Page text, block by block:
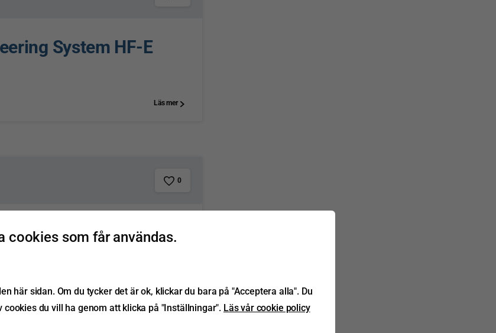
System HF-E
Läs mer
0
finder
cookies som får användas.
här sidan. Om du tycker det är ok, klickar du bara på "Acceptera alla". Du
cookies du vill ha genom att klicka på "Inställningar". Läs vår cookie policy